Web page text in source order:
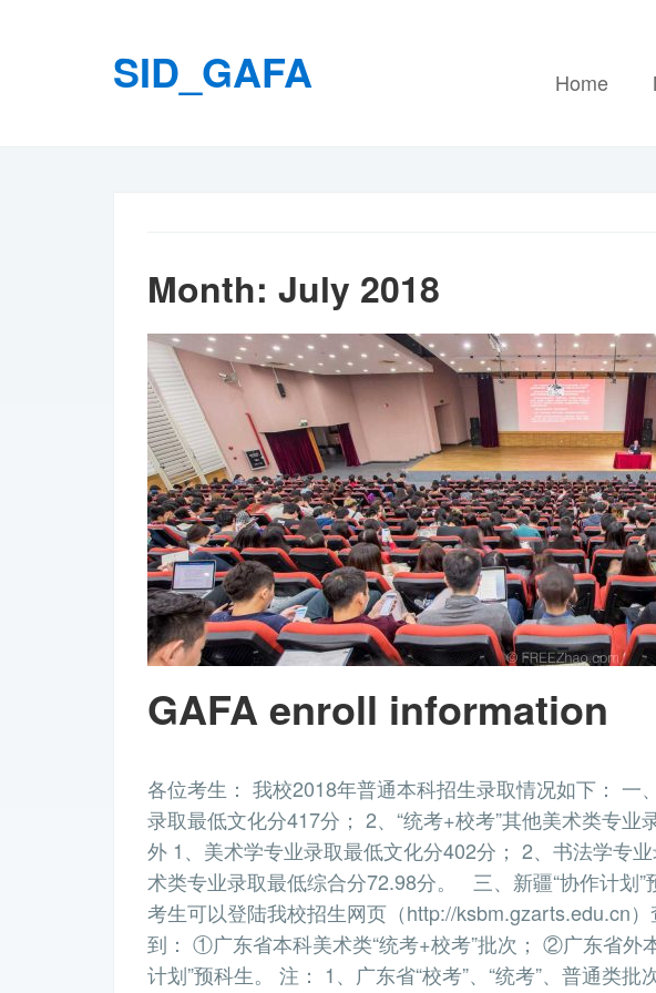
SID_GAFA Home
Month: July 2018
GAFA enroll information
各位考生： 我校2018年普通本科招生录取情况如下： 一
录取最低文化分417分； 2、“统考+校考”其他美术类专
外 1、美术学专业录取最低文化分402分； 2、书法学专
术类专业录取最低综合分72.98分。 三、新疆“协作计划”
考生可以登陆我校招生网页（http://ksbm.gzarts.edu.cn
到： ①广东省本科美术类“统考+校考”批次； ②广东省
计划”预科生。 注： 1、广东省“校考”、“统考”、普通类